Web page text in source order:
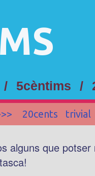
/ 5cèntims /
20cents trivial
alguns que